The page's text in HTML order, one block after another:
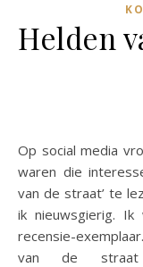
Helden
Op social media vroeg KokBoekencentrum of er bloggers
waren die
van de straat’ te
ik nieuwsgierig.
recensie-
van de straat